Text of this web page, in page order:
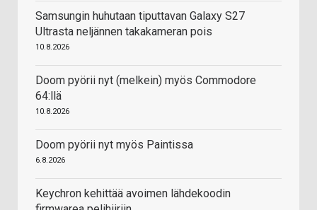
Samsungin huhutaan tiputtavan Galaxy S27
Ultrasta neljännen takakameran pois
10.8.2026
Doom pyörii nyt (melkein) myös Commodore
64:llä
10.8.2026
Doom pyörii nyt myös Paintissa
6.8.2026
Keychron kehittää avoimen lähdekoodin